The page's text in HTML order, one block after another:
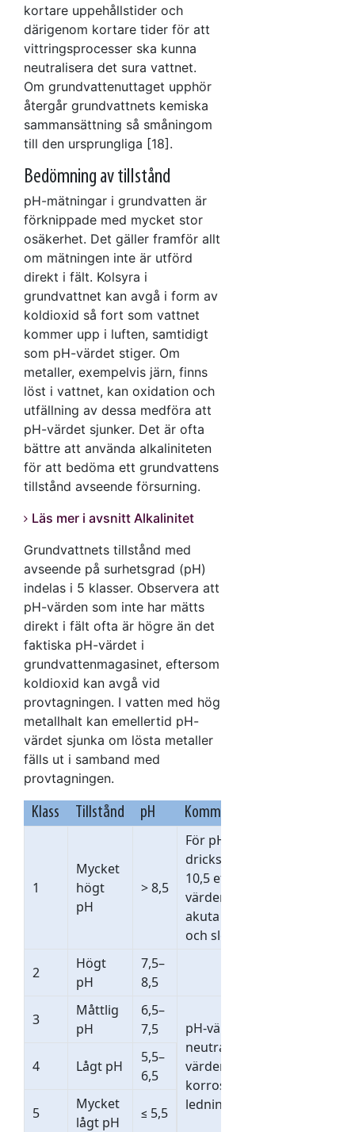
kortare uppehållstider och
därigenom kortare tider för att
vittringsprocesser ska kunna
neutralisera det sura vattnet.
Om grundvattenuttaget upphör
återgår grundvattnets kemiska
sammansättning så småningom
till den ursprungliga [18].
Bedömning av tillstånd
pH-mätningar i grundvatten är
förknippade med mycket stor
osäkerhet. Det gäller framför allt
om mätningen inte är utförd
direkt i fält. Kolsyra i
grundvattnet kan avgå i form av
koldioxid så fort som vattnet
kommer upp i luften, samtidigt
som pH-värdet stiger. Om
metaller, exempelvis järn, finns
löst i vattnet, kan oxidation och
utfällning av dessa medföra att
pH-värdet sjunker. Det är ofta
bättre att använda alkaliniteten
för att bedöma ett grundvattens
tillstånd avseende försurning.
Läs mer i avsnitt Alkalinitet
Grundvattnets tillstånd med
avseende på surhetsgrad (pH)
indelas i 5 klasser. Observera att
pH-värden som inte har mätts
direkt i fält ofta är högre än det
faktiska pH-värdet i
grundvattenmagasinet, eftersom
koldioxid kan avgå vid
provtagningen. I vatten med hög
metallhalt kan emellertid pH-
värdet sjunka om lösta metaller
fälls ut i samband med
provtagningen.
Klass Tillstånd pH Kommentar
1
Mycket
högt
pH
> 8,5
För pH finns
dricksvattengränsvärdet
10,5 eftersom högre pH-
värden medför risk för
akuta skador på ögon
och slemhinnor.
2
Högt
pH
7,5–
8,5
3
Måttlig
pH
6,5–
7,5
pH-värdet 7 motsvarar
neutralt vatten. pH-
värden under 6–6,5 ökar
korrosionen på
ledningar m.m.
4 Lågt pH
5,5–
6,5
5
Mycket
lågt pH
≤ 5,5